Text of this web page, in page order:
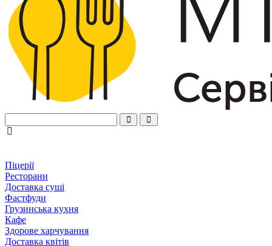
Піцерії
Ресторани
Доставка суші
Фастфуди
Грузинська кухня
Кафе
Здорове харчування
Доставка квітів